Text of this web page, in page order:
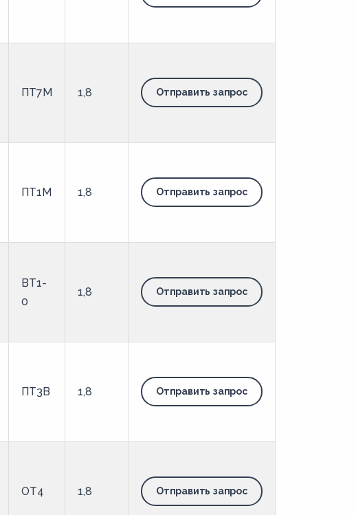
ПТ7М 1,8 Отправить запрос
ПТ1М 1,8 Отправить запрос
ВТ1-
0
1,8 Отправить запрос
ПТ3В 1,8 Отправить запрос
ОТ4 1,8 Отправить запрос